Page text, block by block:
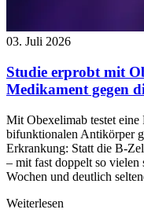
03. Juli 2026
Studie erprobt mit
Medikament gegen
Mit Obexelimab testet eine
bifunktionalen Antikörper
Erkrankung: Statt die B-
– mit fast doppelt so vielen
Wochen und deutlich
Weiterlesen